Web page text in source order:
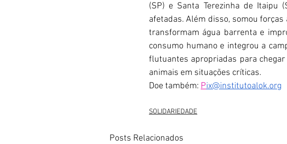
(SP) e Santa Terezinha de Itaipu
afetadas. Além disso, somou
transformam água barrenta e
consumo humano e integrou a
flutuantes apropriadas para
animais em situações críticas.
Doe também: Pix@institutoalok.org
SOLIDARIEDADE
Posts Relacionados